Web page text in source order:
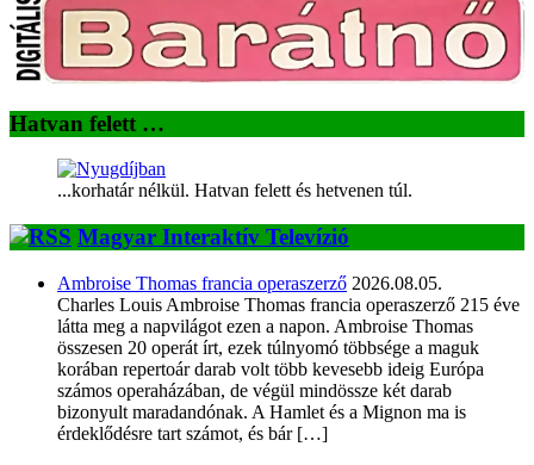
Hatvan felett …
...korhatár nélkül. Hatvan felett és hetvenen túl.
Magyar Interaktív Televízió
Ambroise Thomas francia operaszerző 2026.08.05.
Charles Louis Ambroise Thomas francia operaszerző 215 éve
látta meg a napvilágot ezen a napon. Ambroise Thomas
összesen 20 operát írt, ezek túlnyomó többsége a maguk
korában repertoár darab volt több kevesebb ideig Európa
számos operaházában, de végül mindössze két darab
bizonyult maradandónak. A Hamlet és a Mignon ma is
érdeklődésre tart számot, és bár […]